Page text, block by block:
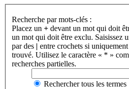
Recherche par mots-clés :
Placez un + devant un mot qui doit
un mot qui doit être exclu. Saisissez
par des | entre crochets si
trouvé. Utilisez le caractère « * »
recherches partielles.
Rechercher tous les termes